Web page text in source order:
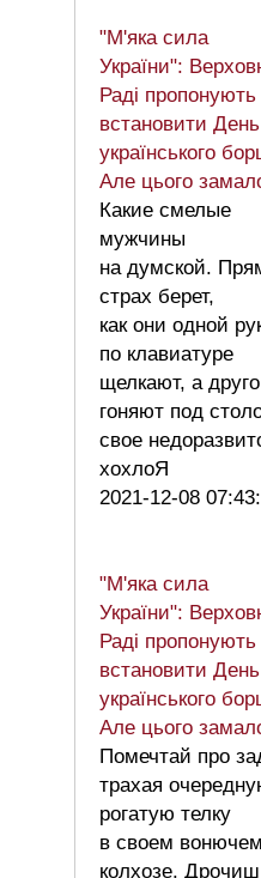
"М'яка сила
України":
Раді пропонують
встановити День
українського
Але цього
Какие смелые
мужчины
на думской.
страх берет,
как они одной
по клавиатуре
щелкают, а
гоняют под
свое
хохлоЯ
2021-12-08
"М'яка сила
України":
Раді пропонують
встановити День
українського
Але цього
Помечтай про
трахая
рогатую телку
в своем
колхозе.